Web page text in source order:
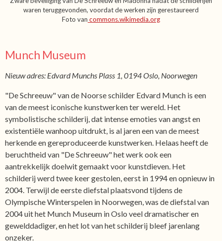
waren teruggevonden, voordat de werken zijn gerestaureerd
Foto van commons.wikimedia.org
Munch Museum
Nieuw adres: Edvard Munchs Plass 1, 0194 Oslo, Noorwegen
"De Schreeuw" van de Noorse schilder Edvard Munch is een
van de meest iconische kunstwerken ter wereld. Het
symbolistische schilderij, dat intense emoties van angst en
existentiële wanhoop uitdrukt, is al jaren een van de meest
herkende en gereproduceerde kunstwerken. Helaas heeft de
beruchtheid van "De Schreeuw" het werk ook een
aantrekkelijk doelwit gemaakt voor kunstdieven. Het
schilderij werd twee keer gestolen, eerst in 1994 en opnieuw in
2004. Terwijl de eerste diefstal plaatsvond tijdens de
Olympische Winterspelen in Noorwegen, was de diefstal van
2004 uit het Munch Museum in Oslo veel dramatischer en
gewelddadiger, en het lot van het schilderij bleef jarenlang
onzeker.